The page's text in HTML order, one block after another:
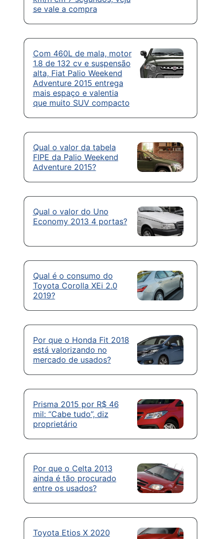
se vale a compra
Com 460L de mala, motor
1.8 de 132 cv e suspensão
alta, Fiat Palio Weekend
Adventure 2015 entrega
mais espaço e valentia
que muito SUV compacto
Qual o valor da tabela
FIPE da Palio Weekend
Adventure 2015?
Qual o valor do Uno
Economy 2013 4 portas?
Qual é o consumo do
Toyota Corolla XEi 2.0
2019?
Por que o Honda Fit 2018
está valorizando no
mercado de usados?
Prisma 2015 por R$ 46
mil: “Cabe tudo”, diz
proprietário
Por que o Celta 2013
ainda é tão procurado
entre os usados?
Toyota Etios X 2020